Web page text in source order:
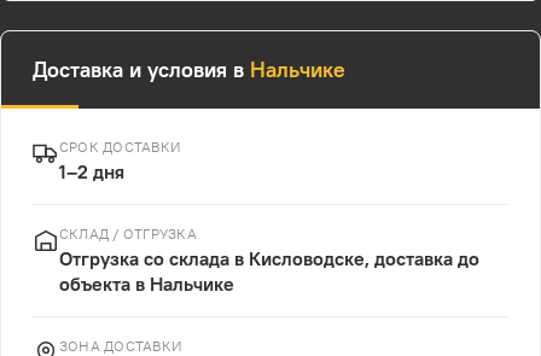
Доставка и условия в Нальчике
СРОК ДОСТАВКИ
1–2 дня
СКЛАД / ОТГРУЗКА
Отгрузка со склада в Кисловодске, доставка до
объекта в Нальчике
ЗОНА ДОСТАВКИ